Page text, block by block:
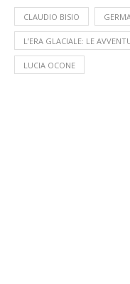
CLAUDIO BISIO
L’ERA GLACIALE: LE
LUCIA OCONE